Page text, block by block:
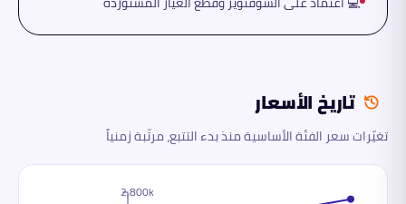
تاريخ الأسعار
تغيّرات سعر الفئة الأساسية منذ بدء التتبع، مرتّبة زمنياً
2,800k